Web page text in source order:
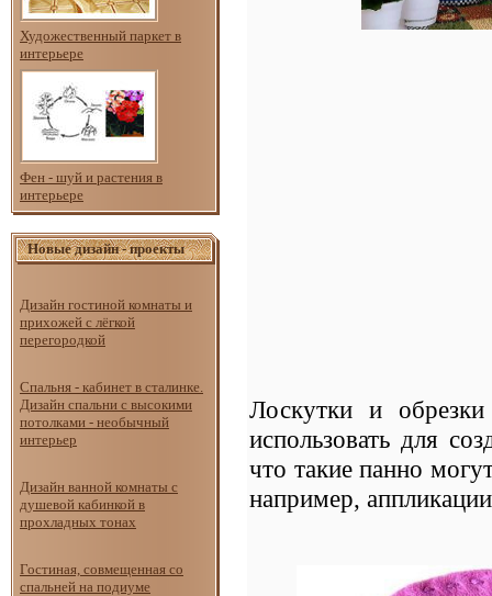
Художественный паркет в
интерьере
Фен - шуй и растения в
интерьере
Новые дизайн - проекты
Дизайн гостиной комнаты и
прихожей с лёгкой
перегородкой
Спальня - кабинет в сталинке.
Дизайн спальни с высокими
потолками - необычный
интерьер
Дизайн ванной комнаты с
душевой кабинкой в
прохладных тонах
Гостиная, совмещенная со
спальней на подиуме
Лоскутки и
использовать для
что такие панно
например,